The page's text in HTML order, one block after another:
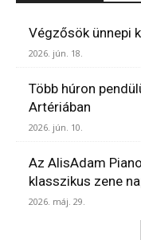
Végzősök ünnepi
2026. jún. 18.
Több húron
Artériában
2026. jún. 10.
Az AlisAdam
klasszikus zene
2026. máj. 29.